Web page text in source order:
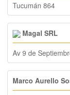
Tucumán 864
Magal SRL
Av 9 de
Marco Aurello